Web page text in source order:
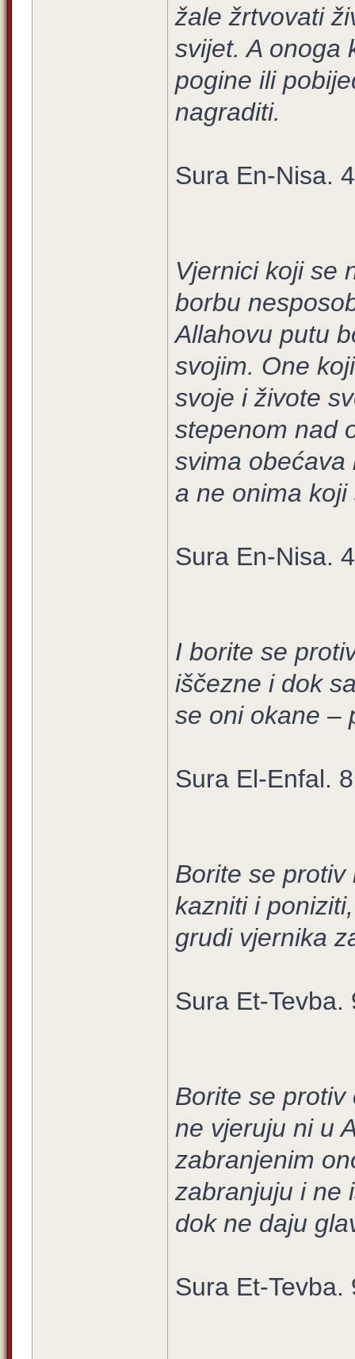
žale žrtvovati
svijet. A onoga
pogine ili
nagraditi.
Sura En-Nisa.
Vjernici koji se
borbu
Allahovu putu
svojim. One
svoje i živote
stepenom nad
svima obećava
a ne onima
Sura En-Nisa.
I borite se
iščezne i dok
se oni okane –
Sura El-Enfal.
Borite se protiv
kazniti i
grudi vjernika
Sura Et-Tevba.
Borite se
ne vjeruju ni u
zabranjenim
zabranjuju i ne
dok ne daju
Sura Et-Tevba.